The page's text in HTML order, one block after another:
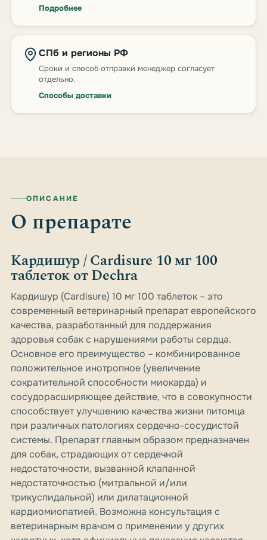
Подробнее
СПб и регионы РФ
Сроки и способ отправки менеджер согласует
отдельно.
Способы доставки
ОПИСАНИЕ
О препарате
Кардишур / Cardisure 10 мг 100
таблеток от Dechra
Кардишур (Cardisure) 10 мг 100 таблеток – это
современный ветеринарный препарат европейского
качества, разработанный для поддержания
здоровья собак с нарушениями работы сердца.
Основное его преимущество – комбинированное
положительное инотропное (увеличение
сократительной способности миокарда) и
сосудорасширяющее действие, что в совокупности
способствует улучшению качества жизни питомца
при различных патологиях сердечно-сосудистой
системы. Препарат главным образом предназначен
для собак, страдающих от сердечной
недостаточности, вызванной клапанной
недостаточностью (митральной и/или
трикуспидальной) или дилатационной
кардиомиопатией. Возможна консультация с
ветеринарным врачом о применении у других